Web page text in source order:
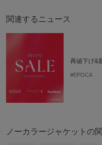
関連するニュース
再値下げ&
#EPOCA
ノーカラージャケットの